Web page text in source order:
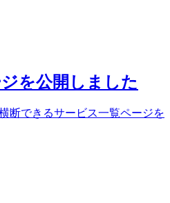
を公開しました
断できるサービス一覧ページを